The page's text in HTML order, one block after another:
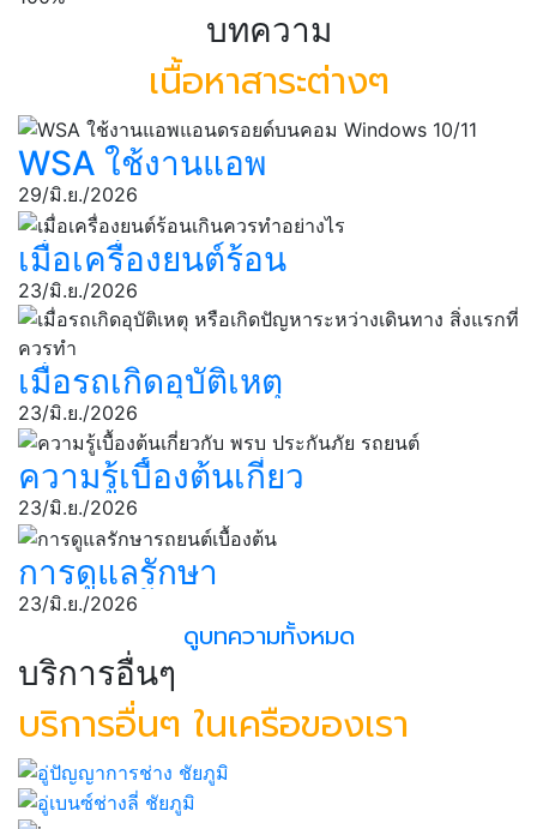
บทความ
เนื้อหาสาระต่างๆ
WSA ใช้งานแอพ
แอนดรอยด์บนคอม
Windows 10/11
29/มิ.ย./2026
เมื่อเครื่องยนต์ร้อน
เกินควรทำอย่างไร
23/มิ.ย./2026
เมื่อรถเกิดอุบัติเหตุ
หรือเกิดปัญหา
ระหว่างเดินทาง สิ่ง
แรกที่ควรทํา
23/มิ.ย./2026
ความรู้เบื้องต้นเกี่ยว
กับ พรบ ประกันภัย
รถยนต์
23/มิ.ย./2026
การดูแลรักษา
รถยนต์เบื้องต้น
23/มิ.ย./2026
ดูบทความทั้งหมด
บริการอื่นๆ
บริการอื่นๆ ในเครือของเรา